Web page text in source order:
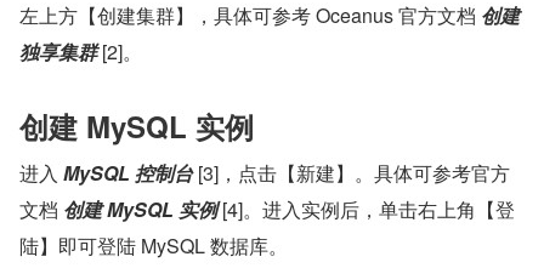
左上方【创建集群】，具体可参考 Oceanus 官方文档 创建
独享集群 [2]。
创建 MySQL 实例
进入 MySQL 控制台 [3]，点击【新建】。具体可参考官方
文档 创建 MySQL 实例 [4]。进入实例后，单击右上角【登
陆】即可登陆 MySQL 数据库。